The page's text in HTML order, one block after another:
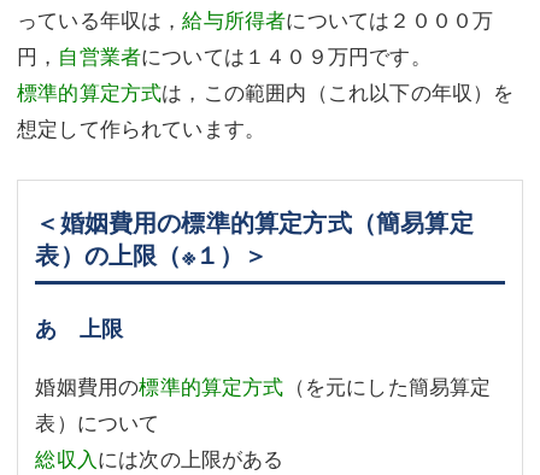
っている年収は，給与所得者については２０００万
円， 自営業者については１４０９万円です。
標準的算定方式は，この範囲内（これ以下の年収）を
想定して作られています。
＜婚姻費用の標準的算定方式（簡易算定
表）の上限 （※１） ＞
あ 上限
婚姻費用の標準的算定方式 （を元にした簡易算定
表）について
総収入には次の上限がある